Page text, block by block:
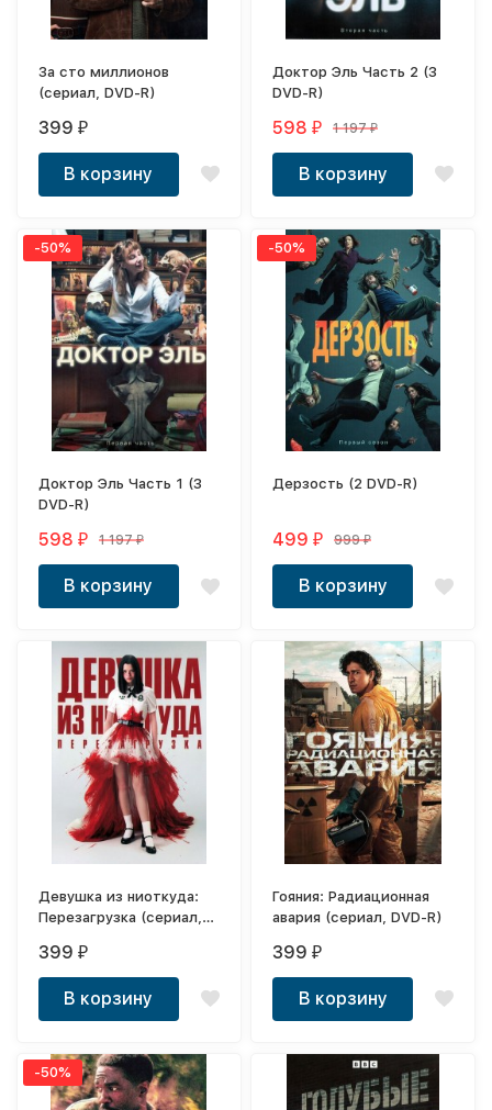
За сто миллионов
(сериал, DVD-R)
399₽
В корзину
Доктор Эль Часть 2 (3
DVD-R)
598₽ 1 197₽
В корзину
-50%
Доктор Эль Часть 1 (3
DVD-R)
598₽ 1 197₽
В корзину
-50%
Дерзость (2 DVD-R)
499₽ 999₽
В корзину
Девушка из ниоткуда:
Перезагрузка (сериал,
399₽
В корзину
Гояния: Радиационная
авария (сериал, DVD-R)
399₽
В корзину
-50%